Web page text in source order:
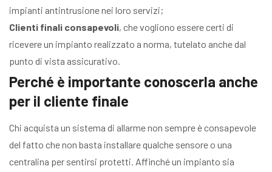
impianti antintrusione nei loro servizi;
Clienti finali consapevoli, che vogliono essere certi di
ricevere un impianto realizzato a norma, tutelato anche dal
punto di vista assicurativo.
Perché è importante conoscerla anche
per il cliente finale
Chi acquista un sistema di allarme non sempre è consapevole
del fatto che non basta installare qualche sensore o una
centralina per sentirsi protetti. Affinché un impianto sia